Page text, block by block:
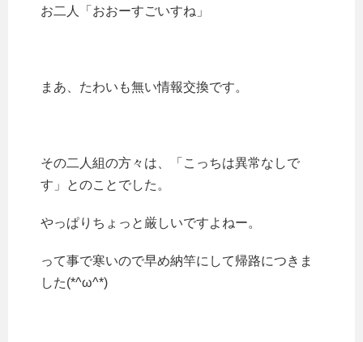
お二人「おおーすごいすね」
まあ、たわいも無い情報交換です。
その二人組の方々は、「こっちは異常なしで
す」とのことでした。
やっぱりちょっと厳しいですよねー。
って事で寒いので早め納竿にして帰路につきま
した(*^ω^*)